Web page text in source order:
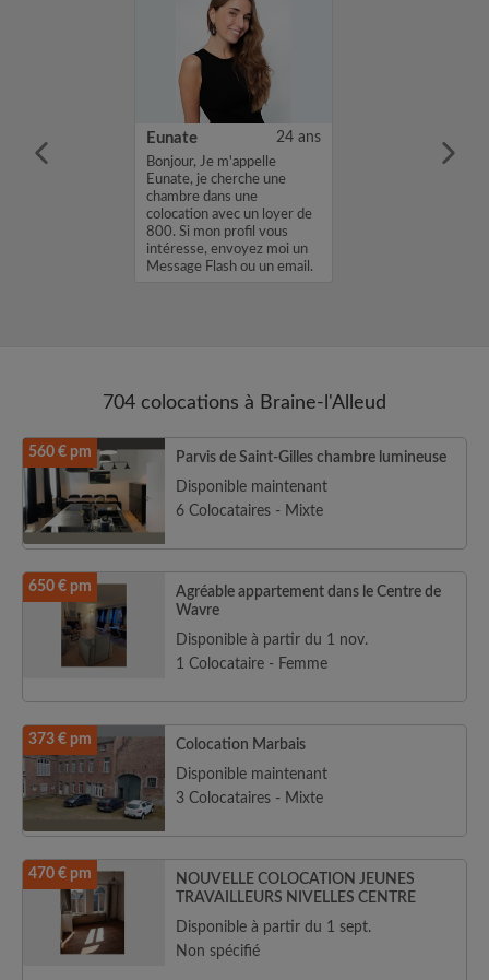
I study at
Eunate 24 ans
Bonjour, Je m'appelle
Eunate, je cherche une
chambre dans une
colocation avec un loyer de
800. Si mon profil vous
intéresse, envoyez moi un
Message Flash ou un email.
704 colocations à Braine-l'Alleud
560 € pm
Parvis de Saint-Gilles chambre lumineuse
Disponible maintenant
6 Colocataires - Mixte
650 € pm
Agréable appartement dans le Centre de
Wavre
Disponible à partir du 1 nov.
1 Colocataire - Femme
373 € pm
Colocation Marbais
Disponible maintenant
3 Colocataires - Mixte
470 € pm
NOUVELLE COLOCATION JEUNES
TRAVAILLEURS NIVELLES CENTRE
Disponible à partir du 1 sept.
Non spécifié